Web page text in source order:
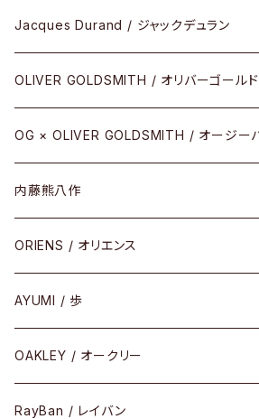
アパレル
その他
SHINBARI（CRAFTSMAN EDITION）
URUSHI（CRAFTSMAN EDITION）
REVIVAL EDITION
HEAVY EDITION
COMBI （コンビシリーズ）
PREMIUM（プレミアムシリーズ）
PLASTIC（プラスティックシリーズ）
SIRMONT（サーモントシリーズ）
リサーチシリーズ
サブリメイションシリーズ
Jacques Durand / ジャックデュラン
OLIVER GOLDSMITH / オリバーゴールド
メタル
セル
コンビ
OG × OLIVER GOLDSMITH / オージー
メタル
セル
コンビ
内藤熊八作
セル
メタル
コンビ
ORIENS / オリエンス
セルフレーム
メタルフレーム
その他
AYUMI / 歩
セルフレーム
OAKLEY / オークリー
メガネフレーム
RayBan / レイバン